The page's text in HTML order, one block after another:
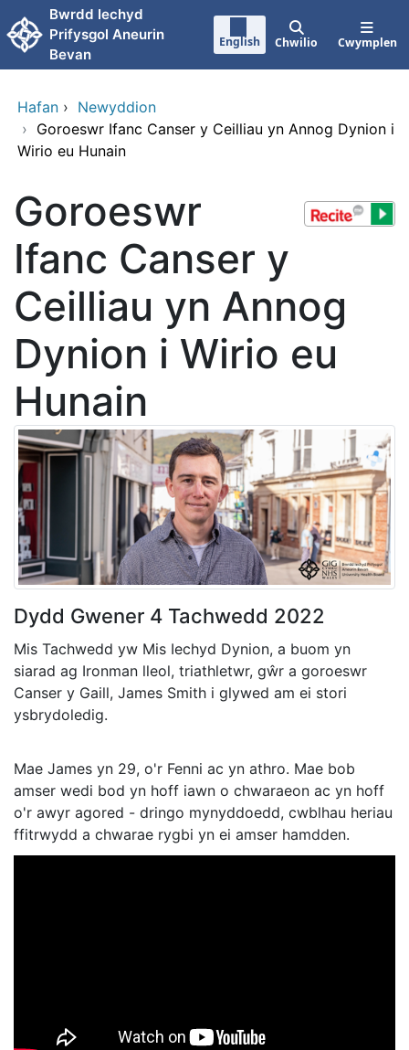
Neidio i'r prif gynnwy
Bwrdd Iechyd
Prifysgol Aneurin
Bevan
English Chwilio Cwymplen
Hafan › Newyddion
› Goroeswr Ifanc Canser y Ceilliau yn Annog Dynion i
Wirio eu Hunain
Goroeswr
Ifanc Canser y
Ceilliau yn Annog
Dynion i Wirio eu
Hunain
Dydd Gwener 4 Tachwedd 2022
Mis Tachwedd yw Mis Iechyd Dynion, a buom yn
siarad ag Ironman lleol, triathletwr, gŵr a goroeswr
Canser y Gaill, James Smith i glywed am ei stori
ysbrydoledig.
Mae James yn 29, o'r Fenni ac yn athro. Mae bob
amser wedi bod yn hoff iawn o chwaraeon ac yn hoff
o'r awyr agored - dringo mynyddoedd, cwblhau heriau
ffitrwydd a chwarae rygbi yn ei amser hamdden.